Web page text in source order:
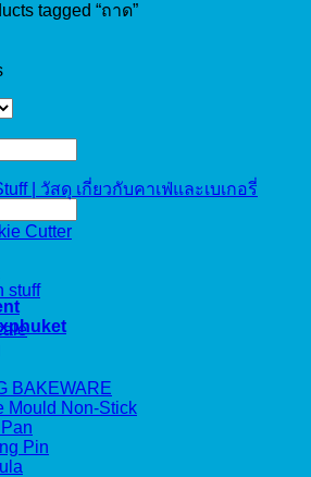
tagged “ถาด”
| วัสดุ เกี่ยวกับคาเฟ่และเบเกอรี่
Cutter
stuff
BAKEWARE
Mould Non-Stick
Pin